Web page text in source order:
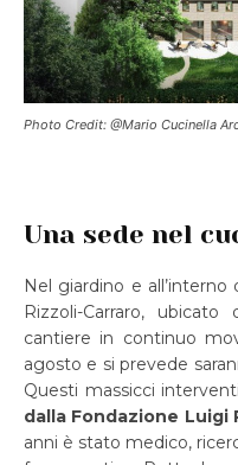
Photo Credit: @Mario Cucinella
Una sede nel
Nel giardino e
Rizzoli-Carraro,
cantiere in continuo
agosto e si prevede
Questi massicci
dalla Fondazione Luigi
anni è stato medico,